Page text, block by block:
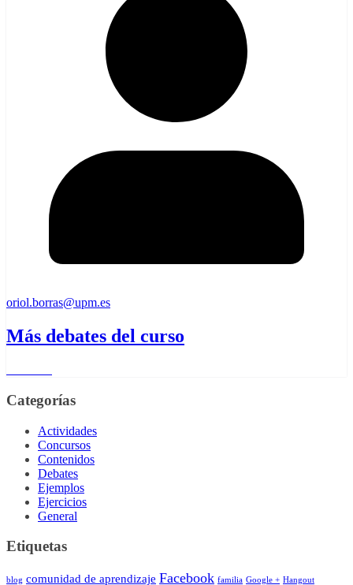
oriol.borras@upm.es
Más debates del curso
Categorías
Actividades
Concursos
Contenidos
Debates
Ejemplos
Ejercicios
General
Etiquetas
blog comunidad de aprendizaje Facebook familia Google + Hangout